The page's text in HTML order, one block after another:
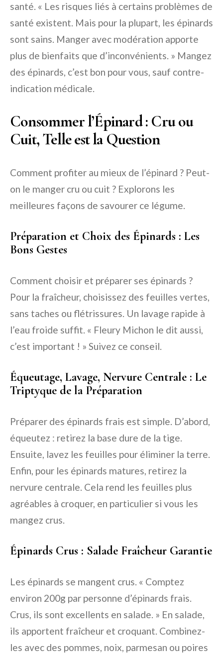
santé. « Les risques liés à certains problèmes de
santé existent. Mais pour la plupart, les épinards
sont sains. Manger avec modération apporte
plus de bienfaits que d’inconvénients. » Mangez
des épinards, c’est bon pour vous, sauf contre-
indication médicale.
Consommer l’Épinard : Cru ou
Cuit, Telle est la Question
Comment profiter au mieux de l’épinard ? Peut-
on le manger cru ou cuit ? Explorons les
meilleures façons de savourer ce légume.
Préparation et Choix des Épinards : Les
Bons Gestes
Comment choisir et préparer ses épinards ?
Pour la fraîcheur, choisissez des feuilles vertes,
sans taches ou flétrissures. Un lavage rapide à
l’eau froide suffit. « Fleury Michon le dit aussi,
c’est important ! » Suivez ce conseil.
Équeutage, Lavage, Nervure Centrale : Le
Triptyque de la Préparation
Préparer des épinards frais est simple. D’abord,
équeutez : retirez la base dure de la tige.
Ensuite, lavez les feuilles pour éliminer la terre.
Enfin, pour les épinards matures, retirez la
nervure centrale. Cela rend les feuilles plus
agréables à croquer, en particulier si vous les
mangez crus.
Épinards Crus : Salade Fraîcheur Garantie
Les épinards se mangent crus. « Comptez
environ 200g par personne d’épinards frais.
Crus, ils sont excellents en salade. » En salade,
ils apportent fraîcheur et croquant. Combinez-
les avec des pommes, noix, parmesan ou poires